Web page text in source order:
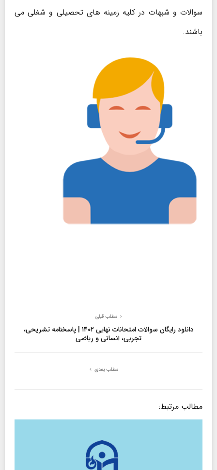
سوالات و شبهات در کلیه زمینه های تحصیلی و شغلی می
باشند.
مطلب قبلی
دانلود رایگان سوالات امتحانات نهایی ۱۴۰۲ | پاسخنامه تشریحی،
تجربی، انسانی و ریاضی
مطلب بعدی
مطالب مرتبط: